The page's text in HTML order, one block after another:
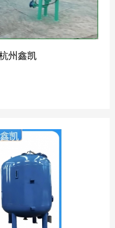
州鑫凯